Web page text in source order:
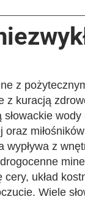
z
z kuracją
z
układ
Wiele